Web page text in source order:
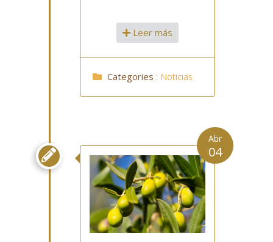
Leer más
Categories : Noticias

Abr
04